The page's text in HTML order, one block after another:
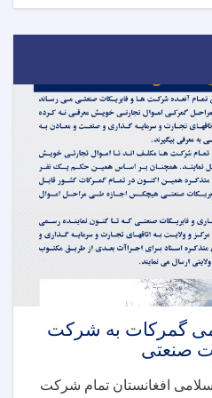
گمرکات به شرکت
صنعتی
افغانستان تمام شرکت